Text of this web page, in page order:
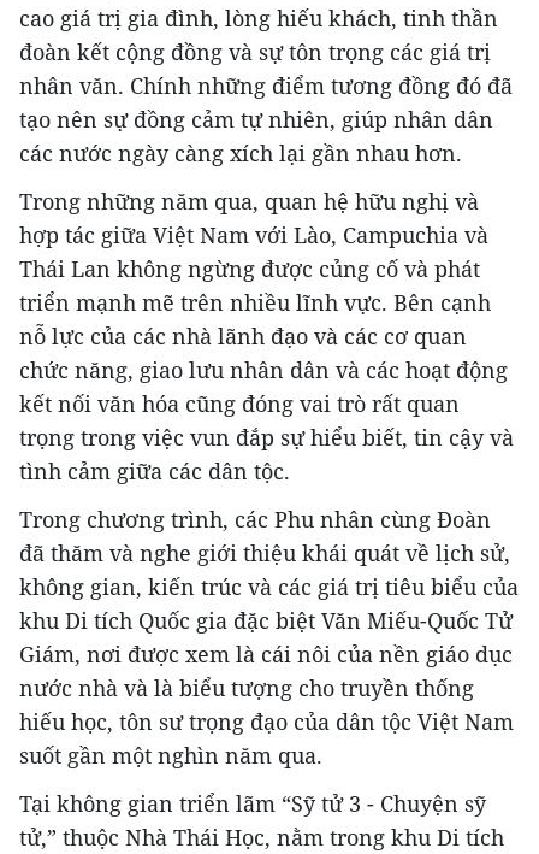
cao giá trị gia đình, lòng hiếu khách, tinh thần
đoàn kết cộng đồng và sự tôn trọng các giá trị
nhân văn. Chính những điểm tương đồng đó đã
tạo nên sự đồng cảm tự nhiên, giúp nhân dân
các nước ngày càng xích lại gần nhau hơn.
Trong những năm qua, quan hệ hữu nghị và
hợp tác giữa Việt Nam với Lào, Campuchia và
Thái Lan không ngừng được củng cố và phát
triển mạnh mẽ trên nhiều lĩnh vực. Bên cạnh
nỗ lực của các nhà lãnh đạo và các cơ quan
chức năng, giao lưu nhân dân và các hoạt động
kết nối văn hóa cũng đóng vai trò rất quan
trọng trong việc vun đắp sự hiểu biết, tin cậy và
tình cảm giữa các dân tộc.
Trong chương trình, các Phu nhân cùng Đoàn
đã thăm và nghe giới thiệu khái quát về lịch sử,
không gian, kiến trúc và các giá trị tiêu biểu của
khu Di tích Quốc gia đặc biệt Văn Miếu-Quốc Tử
Giám, nơi được xem là cái nôi của nền giáo dục
nước nhà và là biểu tượng cho truyền thống
hiếu học, tôn sư trọng đạo của dân tộc Việt Nam
suốt gần một nghìn năm qua.
Tại không gian triển lãm “Sỹ tử 3 - Chuyện sỹ
tử,” thuộc Nhà Thái Học, nằm trong khu Di tích